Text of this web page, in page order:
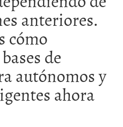
anteriores.
cómo
de
autónomos y
ahora